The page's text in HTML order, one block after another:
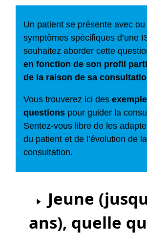
Un patient se présente avec
symptômes spécifiques d’une
souhaitez aborder cette
en fonction de son profil
de la raison de sa
Vous trouverez ici des
questions pour guider la
Sentez-vous libre de les
du patient et de l’évolution de la
consultation.
ans), quelle